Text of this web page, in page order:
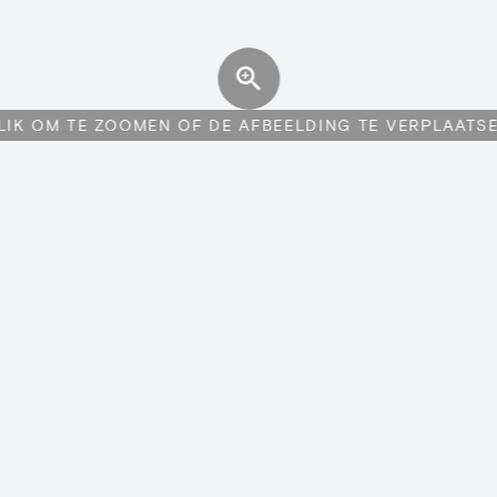
OM TE ZOOMEN OF DE AFBEELDING TE